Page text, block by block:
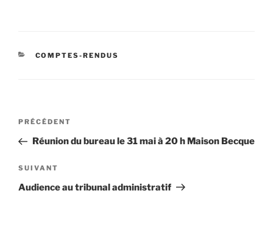
CATÉGORIES
COMPTES-RENDUS
Navigation
l’article
Article
précédent
PRÉCÉDENT
Réunion du bureau le 31 mai à 20 h Maison Becque
Article
suivant
SUIVANT
Audience au tribunal administratif